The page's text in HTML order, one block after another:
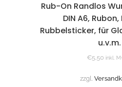
Rub-On Randlos
DIN A6, Rubon,
Rubbelsticker, für
u.v.m.
€5,50 inkl.
zzgl.